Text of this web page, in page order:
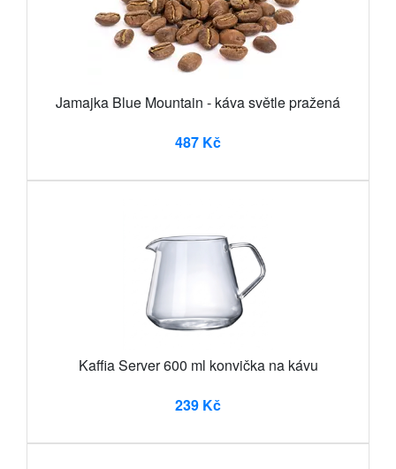
Jamajka Blue Mountain - káva světle pražená
487 Kč
Kaffia Server 600 ml konvička na kávu
239 Kč